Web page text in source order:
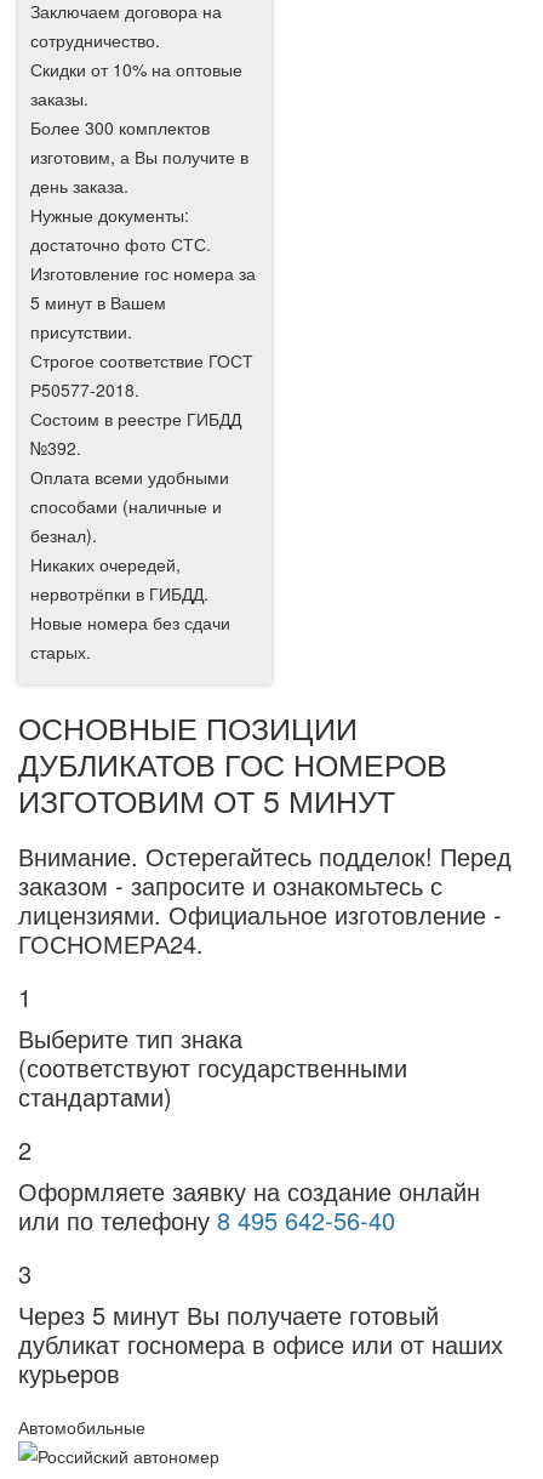
Заключаем договора на
сотрудничество.
Скидки от 10% на оптовые
заказы.
Более 300 комплектов
изготовим, а Вы получите в
день заказа.
Нужные документы:
достаточно фото СТС.
Изготовление гос номера за
5 минут в Вашем
присутствии.
Строгое соответствие ГОСТ
Р50577-2018.
Состоим в реестре ГИБДД
№392.
Оплата всеми удобными
способами (наличные и
безнал).
Никаких очередей,
нервотрёпки в ГИБДД.
Новые номера без сдачи
старых.
ОСНОВНЫЕ ПОЗИЦИИ
ДУБЛИКАТОВ ГОС НОМЕРОВ
ИЗГОТОВИМ ОТ 5 МИНУТ
Внимание. Остерегайтесь подделок! Перед
заказом - запросите и ознакомьтесь с
лицензиями. Официальное изготовление -
ГОСНОМЕРА24.
1
Выберите тип знака
(соответствуют государственными
стандартами)
2
Оформляете заявку на создание онлайн
или по телефону 8 495 642-56-40
3
Через 5 минут Вы получаете готовый
дубликат госномера в офисе или от наших
курьеров
Автомобильные